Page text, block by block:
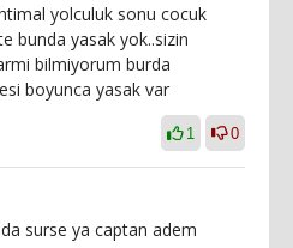
yolculuk sonu cocuk
bunda yasak yok..sizin
bilmiyorum burda
boyunca yasak var
1 0
surse ya captan adem